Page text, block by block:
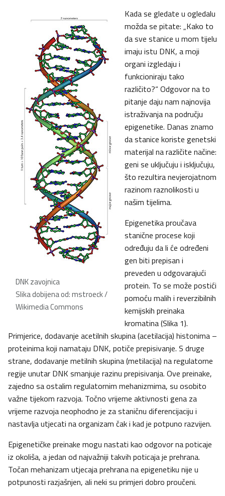
DNK zavojnica
Slika dobijena od: mstroeck /
Wikimedia Commons
Kada se gledate u ogledalu
možda se pitate: „Kako to
da sve stanice u mom tijelu
imaju istu DNK, a moji
organi izgledaju i
funkcioniraju tako
različito?“ Odgovor na to
pitanje daju nam najnovija
istraživanja na području
epigenetike. Danas znamo
da stanice koriste genetski
materijal na različite načine:
geni se uključuju i isključuju,
što rezultira nevjerojatnom
razinom raznolikosti u
našim tijelima.
Epigenetika proučava
stanične procese koji
određuju da li će određeni
gen biti prepisan i
preveden u odgovarajući
protein. To se može postići
pomoću malih i reverzibilnih
kemijskih preinaka
kromatina (Slika 1).
Primjerice, dodavanje acetilnih skupina (acetilacija) histonima –
proteinima koji namataju DNK, potiče prepisivanje. S druge
strane, dodavanje metilnih skupina (metilacija) na regulatorne
regije unutar DNK smanjuje razinu prepisivanja. Ove preinake,
zajedno sa ostalim regulatornim mehanizmima, su osobito
važne tijekom razvoja. Točno vrijeme aktivnosti gena za
vrijeme razvoja neophodno je za staničnu diferencijaciju i
nastavlja utjecati na organizam čak i kad je potpuno razvijen.
Epigenetičke preinake mogu nastati kao odgovor na poticaje
iz okoliša, a jedan od najvažniji takvih poticaja je prehrana.
Točan mehanizam utjecaja prehrana na epigenetiku nije u
potpunosti razjašnjen, ali neki su primjeri dobro proučeni.